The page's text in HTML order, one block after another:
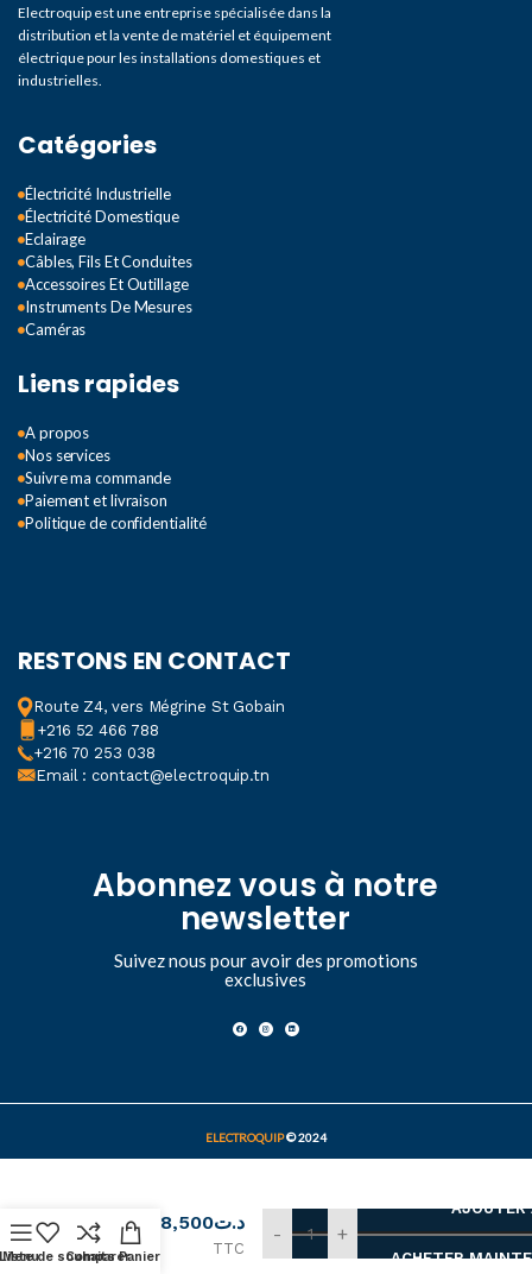
Electroquip est une entreprise spécialisée dans la
distribution et la vente de matériel et équipement
électrique pour les installations domestiques et
industrielles.
Catégories
Électricité Industrielle
Électricité Domestique
Eclairage
Câbles, Fils Et Conduites
Accessoires Et Outillage
Instruments De Mesures
Caméras
Liens rapides
A propos
Nos services
Suivre ma commande
Paiement et livraison
Politique de confidentialité
RESTONS EN CONTACT
Route Z4, vers Mégrine St Gobain
+216 52 466 788
+216 70 253 038
Email : contact@electroquip.tn
Abonnez vous à notre
newsletter
Suivez nous pour avoir des promotions
exclusives
ELECTROQUIP© 2024
Menude souhaits
ComparerPanier
Voltmètre
Rouge
Carré
د.ت8,500
TTC
- +
AJOUTER
ACHETER